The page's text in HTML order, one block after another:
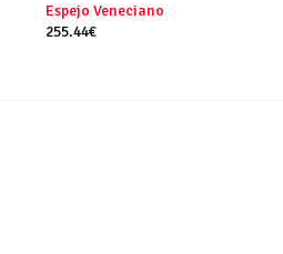
Espejo Veneciano
255.44€